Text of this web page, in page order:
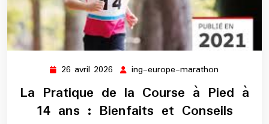
26 avril 2026 26
avril
2026
ing-europe-marathon
europe-
marathon
La Pratique de la Course à Pied à
14 ans : Bienfaits et Conseils